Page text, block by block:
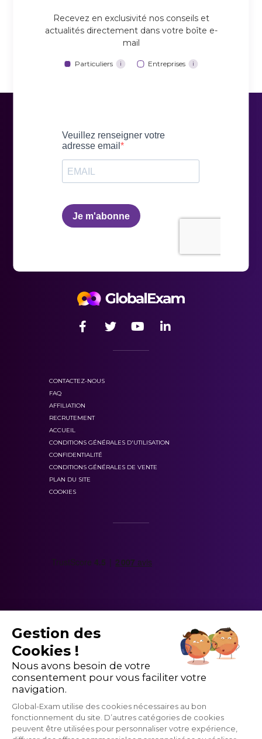
Recevez en exclusivité nos conseils et
actualités directement dans votre boîte e-
mail
Particuliers i Entreprises i
CONTACTEZ-NOUS
FAQ
AFFILIATION
RECRUTEMENT
ACCUEIL
CONDITIONS GÉNÉRALES D'UTILISATION
CONFIDENTIALITÉ
CONDITIONS GÉNÉRALES DE VENTE
PLAN DU SITE
COOKIES
Gestion des
Cookies !
Nous avons besoin de votre
consentement pour vous faciliter votre
navigation.
Global-Exam utilise des cookies nécessaires au bon
fonctionnement du site. D’autres catégories de cookies
peuvent être utilisées pour personnaliser votre expérience,